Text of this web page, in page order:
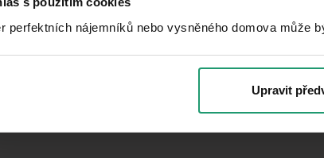
perfektních nájemníků nebo vysněného domova může
Upravit
s digestoří, dvouplotýnkovou varnou
celém bytě.